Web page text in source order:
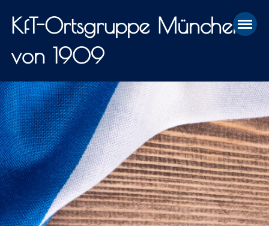
KfT-Ortsgruppe München
von 1909